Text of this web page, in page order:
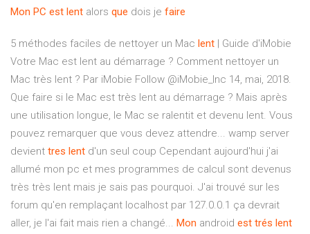
Mon PC est lent alors que dois je faire
5 méthodes faciles de nettoyer un Mac lent | Guide d'iMobie
Votre Mac est lent au démarrage ? Comment nettoyer un
Mac très lent ? Par iMobie Follow @iMobie_Inc 14, mai, 2018.
Que faire si le Mac est très lent au démarrage ? Mais après
une utilisation longue, le Mac se ralentit et devenu lent. Vous
pouvez remarquer que vous devez attendre... wamp server
devient tres lent d'un seul coup Cependant aujourd'hui j'ai
allumé mon pc et mes programmes de calcul sont devenus
très très lent mais je sais pas pourquoi. J'ai trouvé sur les
forum qu'en remplaçant localhost par 127.0.0.1 ça devrait
aller, je l'ai fait mais rien a changé... Mon android est trés lent